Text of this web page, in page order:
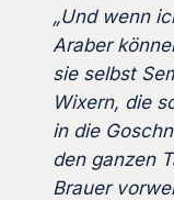
„Und wenn
Araber
sie selbst
Wixern, die
in die
den ganzen
Brauer